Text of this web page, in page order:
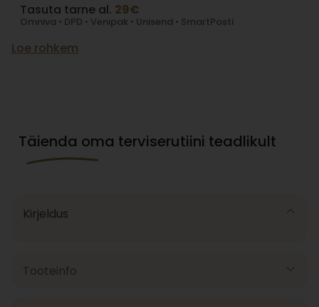
Tasuta tarne al. 29€
Omniva • DPD • Venipak • Unisend • SmartPosti
Loe rohkem
Täienda oma terviserutiini teadlikult
Kirjeldus
Tooteinfo